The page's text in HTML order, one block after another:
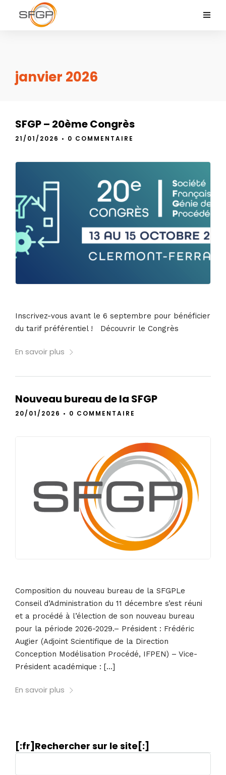
janvier 2026
SFGP – 20ème Congrès
21/01/2026 • 0 COMMENTAIRE
Inscrivez-vous avant le 6 septembre pour bénéficier
du tarif préférentiel ! Découvrir le Congrès
En savoir plus
Nouveau bureau de la SFGP
20/01/2026 • 0 COMMENTAIRE
Composition du nouveau bureau de la SFGPLe
Conseil d’Administration du 11 décembre s’est réuni
et a procédé à l’élection de son nouveau bureau
pour la période 2026-2029.– Président : Frédéric
Augier (Adjoint Scientifique de la Direction
Conception Modélisation Procédé, IFPEN) – Vice-
Président académique : […]
En savoir plus
[:fr]Rechercher sur le site[:]